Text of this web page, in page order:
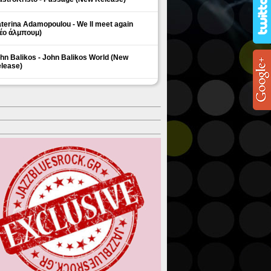
Adamopoulou - We ll meet again
άλμπουμ)
Balikos - John Balikos World (New